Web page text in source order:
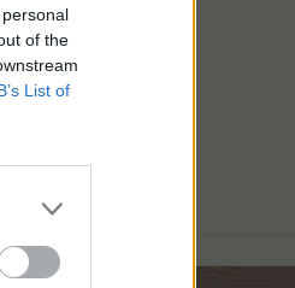
of the
List of